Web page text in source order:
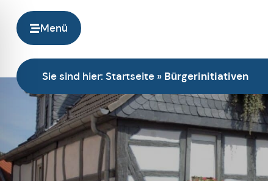
Menü
Sie sind hier: Startseite » Bürgerinitiativen